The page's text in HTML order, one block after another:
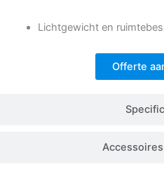
Lichtgewicht en
Offerte